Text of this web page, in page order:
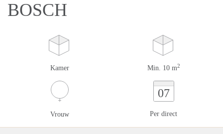
BOSCH
Kamer Min. 10 m2
Vrouw
07
Per direct